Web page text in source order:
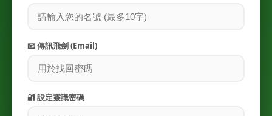
📧 傳訊飛劍 (Email)
🔐 設定靈識密碼